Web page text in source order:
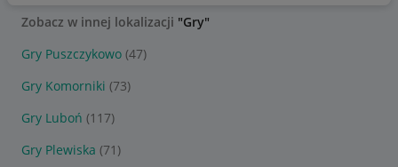
Zobacz w innej lokalizacji "Gry"
Gry Puszczykowo (47)
Gry Komorniki (73)
Gry Luboń (117)
Gry Plewiska (71)